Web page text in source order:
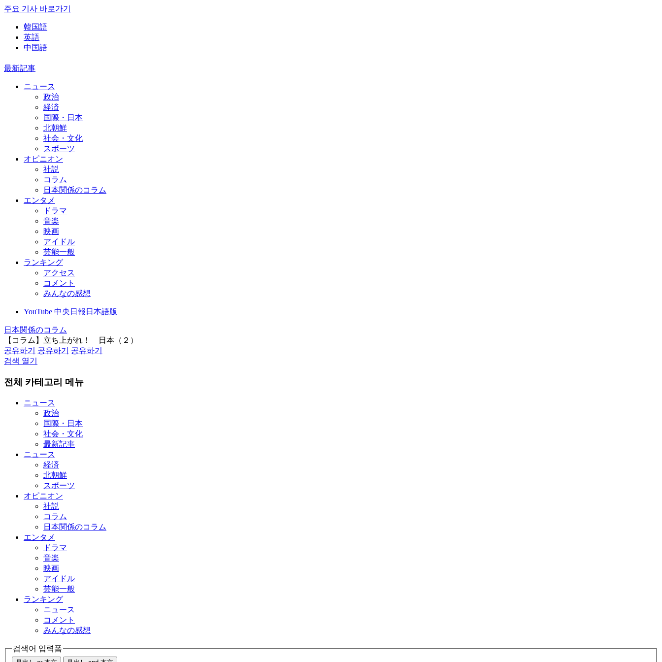
주요 기사 바로가기
韓国語
英語
中国語
最新記事
ニュース
政治
経済
国際・日本
北朝鮮
社会・文化
スポーツ
オピニオン
社説
コラム
日本関係のコラム
エンタメ
ドラマ
音楽
映画
アイドル
芸能一般
ランキング
アクセス
コメント
みんなの感想
YouTube 中央日報日本語版
日本関係のコラム
【コラム】立ち上がれ！ 日本（２）
공유하기
공유하기
공유하기
검색 열기
전체 카테고리 메뉴
ニュース
政治
国際・日本
社会・文化
最新記事
ニュース
経済
北朝鮮
スポーツ
オピニオン
社説
コラム
日本関係のコラム
エンタメ
ドラマ
音楽
映画
アイドル
芸能一般
ランキング
ニュース
コメント
みんなの感想
검색어 입력폼